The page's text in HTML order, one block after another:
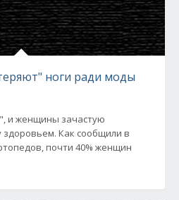
ноги ради моды
и женщины зачастую
Как сообщили в
почти 40% женщин